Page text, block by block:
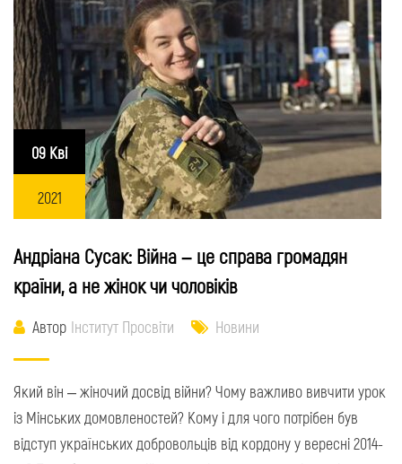
09 Кві
2021
Андріана Сусак: Війна – це справа громадян
країни, а не жінок чи чоловіків
Автор Інститут Просвіти Новини
Який він – жіночий досвід війни? Чому важливо вивчити урок
із Мінських домовленостей? Кому і для чого потрібен був
відступ українських добровольців від кордону у вересні 2014-